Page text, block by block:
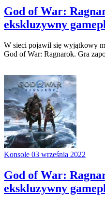
God of War:
ekskluzywny
W sieci pojawił się wyjątkowy
God of War: Ragnarok. Gra
Konsole 03 września 2022
God of War:
ekskluzywny